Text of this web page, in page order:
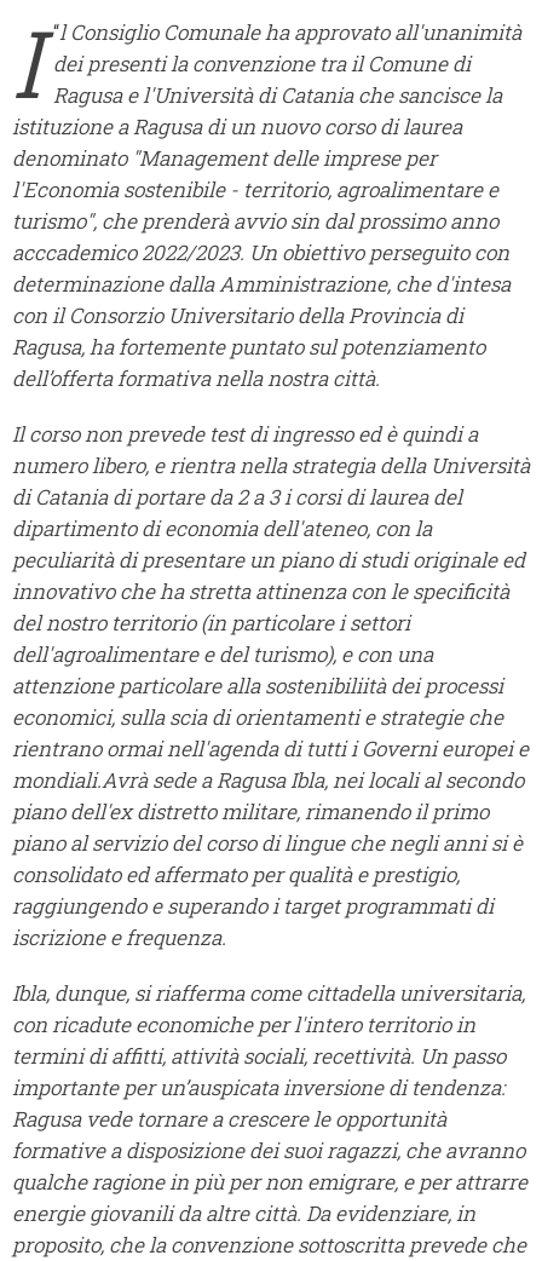
“
I
l Consiglio Comunale ha approvato all'unanimità
dei presenti la convenzione tra il Comune di
Ragusa e l'Università di Catania che sancisce la
istituzione a Ragusa di un nuovo corso di laurea
denominato "Management delle imprese per
l'Economia sostenibile - territorio, agroalimentare e
turismo", che prenderà avvio sin dal prossimo anno
acccademico 2022/2023. Un obiettivo perseguito con
determinazione dalla Amministrazione, che d'intesa
con il Consorzio Universitario della Provincia di
Ragusa, ha fortemente puntato sul potenziamento
dell’offerta formativa nella nostra città.
Il corso non prevede test di ingresso ed è quindi a
numero libero, e rientra nella strategia della Università
di Catania di portare da 2 a 3 i corsi di laurea del
dipartimento di economia dell'ateneo, con la
peculiarità di presentare un piano di studi originale ed
innovativo che ha stretta attinenza con le specificità
del nostro territorio (in particolare i settori
dell'agroalimentare e del turismo), e con una
attenzione particolare alla sostenibiliità dei processi
economici, sulla scia di orientamenti e strategie che
rientrano ormai nell'agenda di tutti i Governi europei e
mondiali.Avrà sede a Ragusa Ibla, nei locali al secondo
piano dell'ex distretto militare, rimanendo il primo
piano al servizio del corso di lingue che negli anni si è
consolidato ed affermato per qualità e prestigio,
raggiungendo e superando i target programmati di
iscrizione e frequenza.
Ibla, dunque, si riafferma come cittadella universitaria,
con ricadute economiche per l'intero territorio in
termini di affitti, attività sociali, recettività. Un passo
importante per un’auspicata inversione di tendenza:
Ragusa vede tornare a crescere le opportunità
formative a disposizione dei suoi ragazzi, che avranno
qualche ragione in più per non emigrare, e per attrarre
energie giovanili da altre città. Da evidenziare, in
proposito, che la convenzione sottoscritta prevede che